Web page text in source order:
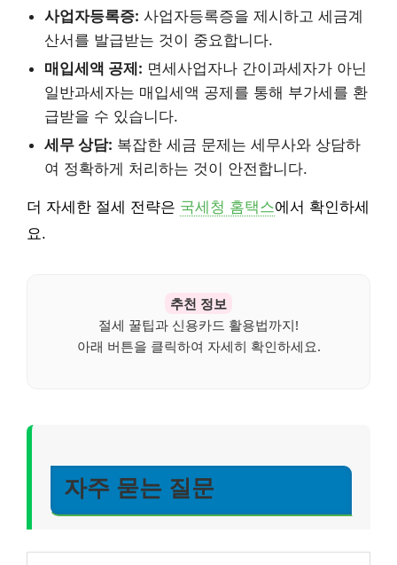
사업자등록증: 사업자등록증을 제시하고 세금계
산서를 발급받는 것이 중요합니다.
매입세액 공제: 면세사업자나 간이과세자가 아닌
일반과세자는 매입세액 공제를 통해 부가세를 환
급받을 수 있습니다.
세무 상담: 복잡한 세금 문제는 세무사와 상담하
여 정확하게 처리하는 것이 안전합니다.
더 자세한 절세 전략은 국세청 홈택스에서 확인하세
요.
추천 정보
절세 꿀팁과 신용카드 활용법까지!
아래 버튼을 클릭하여 자세히 확인하세요.
자주 묻는 질문